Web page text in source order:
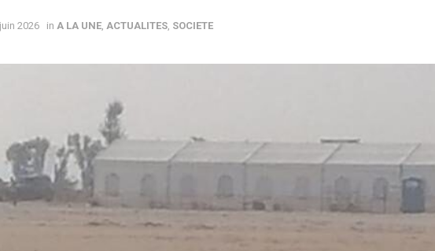
2026 in A LA UNE ACTUALITES SOCIETE